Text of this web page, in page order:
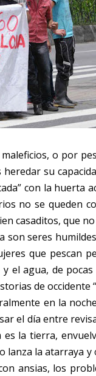
o por
su
con la huerta
no se queden
casaditos, que
son seres
que pescan
el agua, de
de
en la
el día entre
es la tierra,
la atarraya
ansias, los